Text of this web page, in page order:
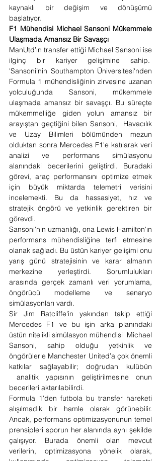
kaynaklı bir değişim ve dönüşümü
başlatıyor.
F1 Mühendisi Michael Sansoni Mükemmele
Ulaşmada Amansız Bir Savaşçı
ManUtd’ın transfer ettiği Michael Sansoni ise
ilginç bir kariyer gelişimine sahip.
'Sansoni’nin Southampton Üniversitesi'nden
Formula 1 mühendisliğinin zirvesine uzanan
yolculuğunda Sansoni, mükemmele
ulaşmada amansız bir savaşçı. Bu süreçte
mükemmelliğe giden yolun amansız bir
arayıştan geçtiğini bilen Sansoni,  Havacılık
ve Uzay Bilimleri bölümünden mezun
olduktan sonra Mercedes F1'e katılarak veri
analizi ve performans simülasyonu
alanındaki becerilerini geliştirdi. Buradaki
görevi, araç performansını optimize etmek
için büyük miktarda telemetri verisini
incelemekti. Bu da hassasiyet, hız ve
stratejik öngörü ve yetkinlik gerektiren bir
görevdi.
Sansoni'nin uzmanlığı, ona Lewis Hamilton'ın
performans mühendisliğine terfi etmesine
olanak sağladı. Bu üstün kariyer gelişimi onu
yarış günü stratejisinin ve karar almanın
merkezine yerleştirdi. Sorumlulukları
arasında gerçek zamanlı veri yorumlama,
öngörücü modelleme ve senaryo
simülasyonları vardı.
Sir Jim Ratcliffe'in yakından takip ettiği
Mercedes F1 ve bu işin arka planındaki
üstün nitelikli simülasyon mühendisi  Michael
Sansoni, sahip olduğu yetkinlik ve
öngörülerle Manchester United’a çok önemli
katkılar sağlayabilir; doğrudan kulübün
analitik yapısının geliştirilmesine onun
becerileri aktarılabilirdi.
Formula 1'den futbola bu transfer hareketi
alışılmadık bir hamle olarak görünebilir.
Ancak, performans optimizasyonunun temel
prensipleri sporun her alanında aynı şekilde
çalışıyor. Burada önemli olan mevcut
verilerin, optimizasyona yönelik olarak,